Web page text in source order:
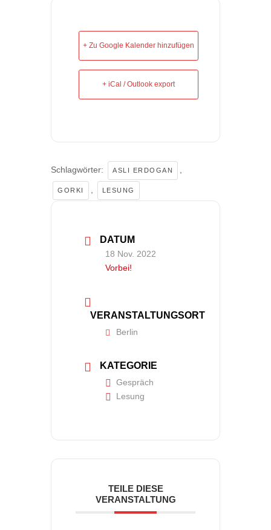
+ Zu Google Kalender hinzufügen
+ iCal / Outlook export
Schlagwörter: ASLI ERDOGAN
GORKI LESUNG
DATUM
18 Nov. 2022
Vorbei!
VERANSTALTUNGSORT
Berlin
KATEGORIE
Gespräch
Lesung
TEILE DIESE
VERANSTALTUNG